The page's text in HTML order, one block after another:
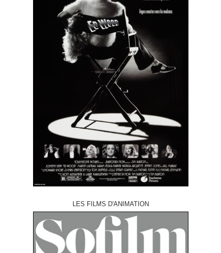
LES FILMS D'ANIMATION